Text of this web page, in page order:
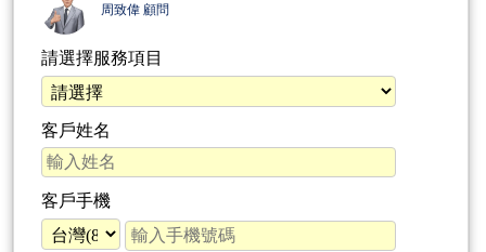
周致偉 顧問
請選擇服務項目
客戶姓名
客戶手機